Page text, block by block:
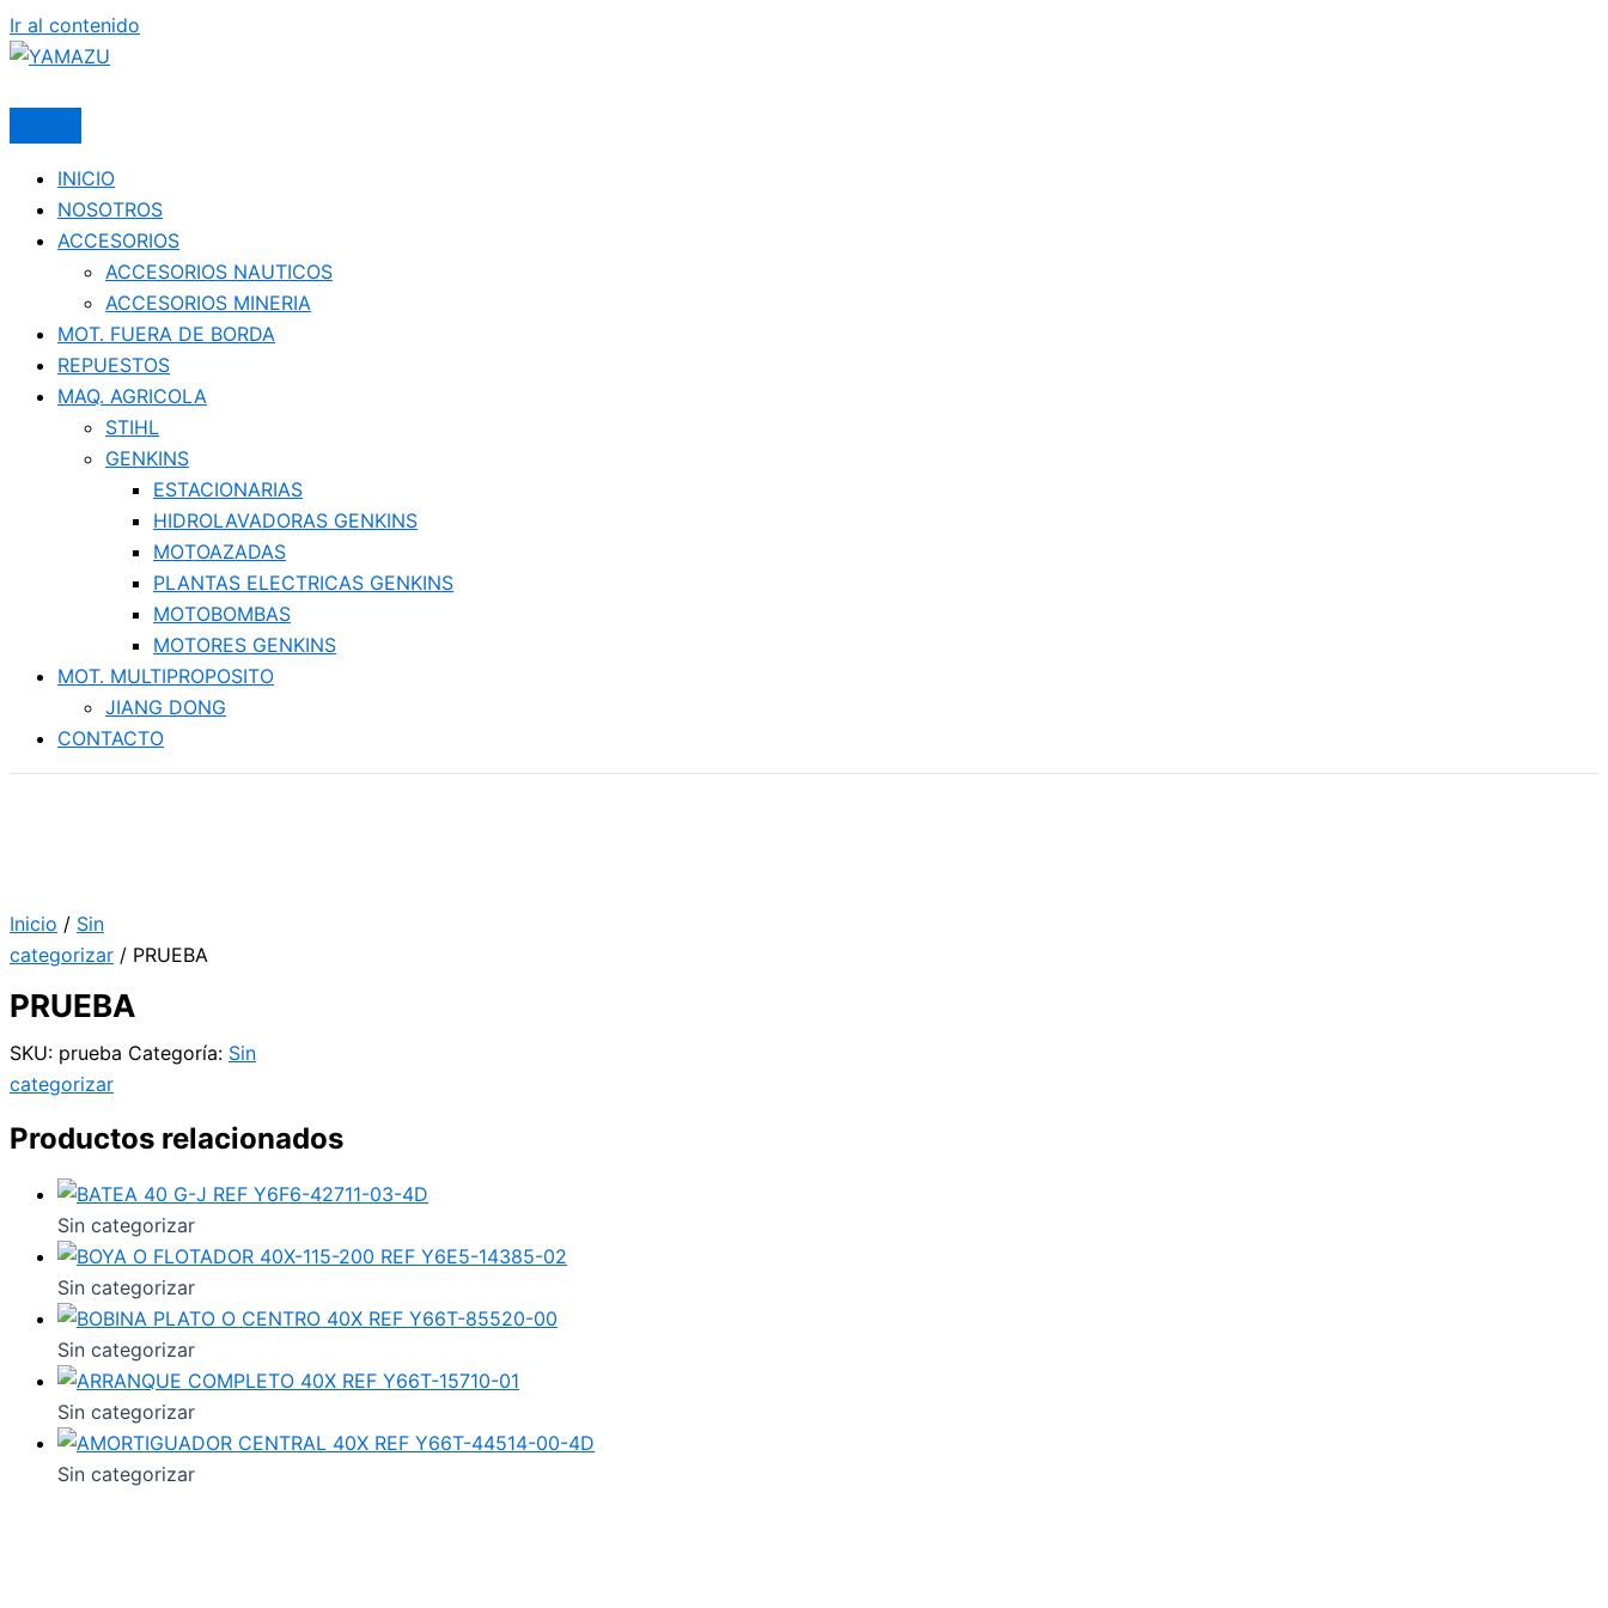
Ir al contenido
INICIO
NOSOTROS
ACCESORIOS
ACCESORIOS NAUTICOS
ACCESORIOS MINERIA
MOT. FUERA DE BORDA
REPUESTOS
MAQ. AGRICOLA
STIHL
GENKINS
ESTACIONARIAS
HIDROLAVADORAS GENKINS
MOTOAZADAS
PLANTAS ELECTRICAS GENKINS
MOTOBOMBAS
MOTORES GENKINS
MOT. MULTIPROPOSITO
JIANG DONG
CONTACTO
Inicio / Sin
categorizar / PRUEBA
PRUEBA
SKU: prueba Categoría: Sin
categorizar
Productos relacionados
Sin categorizar
Sin categorizar
Sin categorizar
Sin categorizar
Sin categorizar